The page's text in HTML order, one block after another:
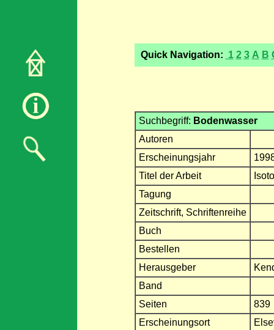
Quick Navigation: 1 2 3 A B
Suchbegriff: Bodenwasser
Autoren
Erscheinungsjahr
Titel der Arbeit
Tagung
Zeitschrift, Schriftenreihe
Buch
Bestellen
Herausgeber
Band
Seiten
839
Erscheinungsort